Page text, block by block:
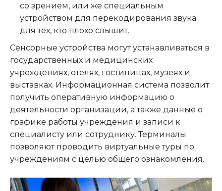
со зрением, или же специальным
устройством для перекодирования звука
для тех, кто плохо слышит.
Сенсорные устройства могут устанавливаться в
государственных и медицинских
учреждениях, отелях, гостиницах, музеях и
выставках. Информационная система позволит
получить оперативную информацию о
деятельности организации, а также данные о
графике работы учреждения и записи к
специалисту или сотруднику. Терминалы
позволяют проводить виртуальные туры по
учреждениям с целью общего ознакомления.